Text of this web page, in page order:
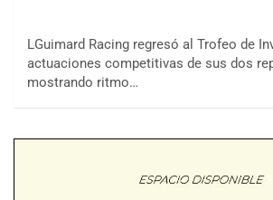
LGuimard Racing regresó al Trofeo de
actuaciones competitivas de sus dos
mostrando ritmo…